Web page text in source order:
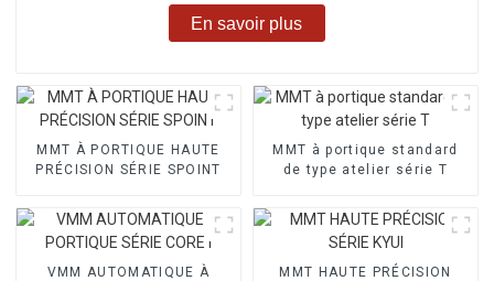
En savoir plus
MMT À PORTIQUE HAUTE
PRÉCISION SÉRIE SPOINT
MMT à portique standard
de type atelier série T
VMM AUTOMATIQUE À
MMT HAUTE PRÉCISION